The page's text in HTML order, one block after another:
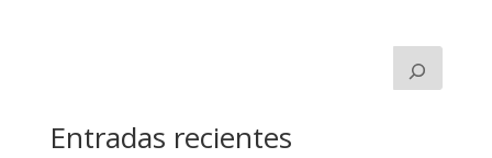
Entradas recientes